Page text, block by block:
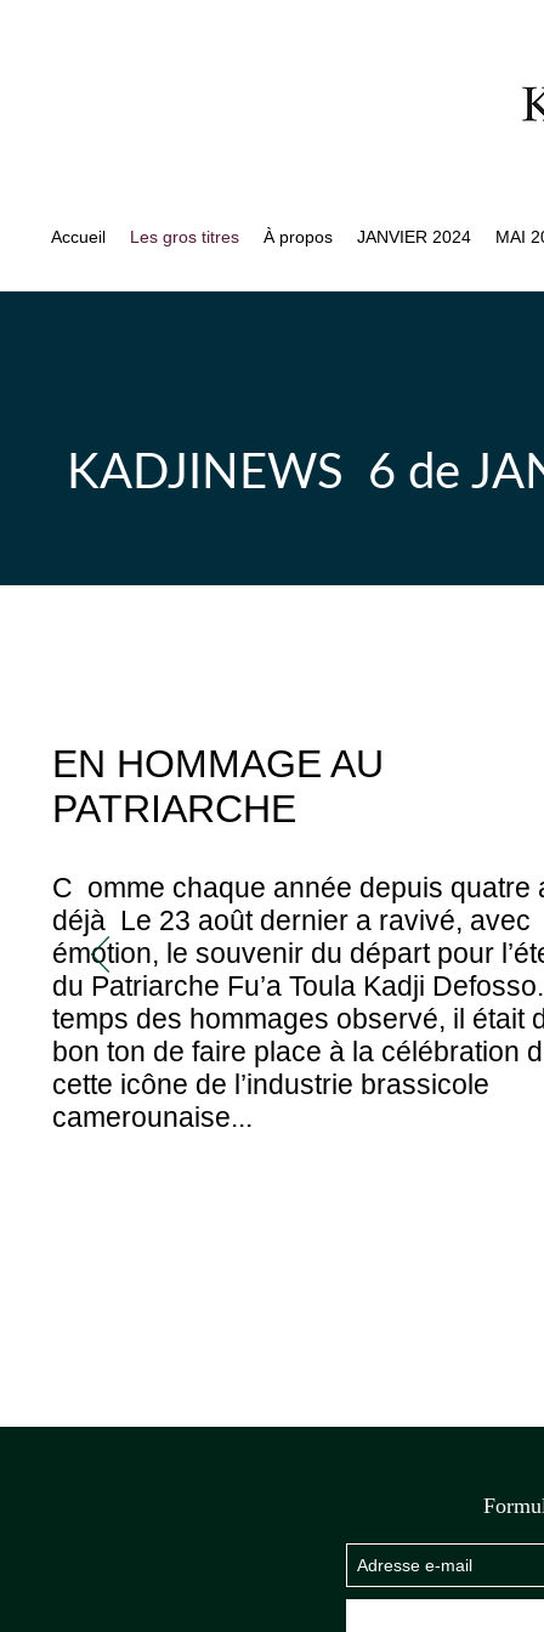
Accueil Les gros titres À propos JANVIER 2024 MAI
KADJINEWS 6 de
EN HOMMAGE AU
PATRIARCHE
C omme chaque année depuis quatre
déjà Le 23 août dernier a ravivé, avec
émotion, le souvenir du départ pour
du Patriarche Fu’a Toula Kadji
temps des hommages observé, il était
bon ton de faire place à la célébration
cette icône de l’industrie brassicole
camerounaise...